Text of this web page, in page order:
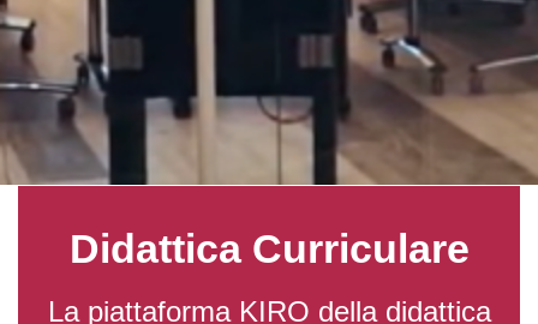
Didattica Curriculare
La piattaforma KIRO della didattica